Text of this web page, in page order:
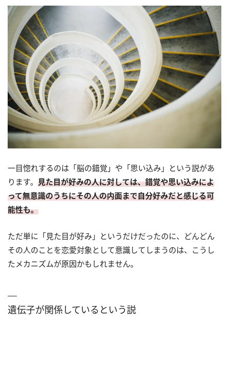
一目惚れするのは「脳の錯覚」や「思い込み」という説があ
ります。 見た目が好みの人に対しては、錯覚や思い込みによ
って無意識のうちにその人の内面まで自分好みだと感じる可
能性も。
ただ単に「見た目が好み」というだけだったのに、どんどん
その人のことを恋愛対象として意識してしまうのは、こうし
たメカニズムが原因かもしれません。
遺伝子が関係しているという説